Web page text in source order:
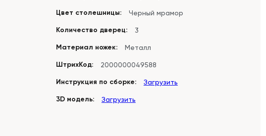
Цвет столешницы: Черный мрамор
Количество дверец: 3
Материал ножек: Металл
ШтрихКод: 2000000049588
Инструкция по сборке: Загрузить
3D модель: Загрузить